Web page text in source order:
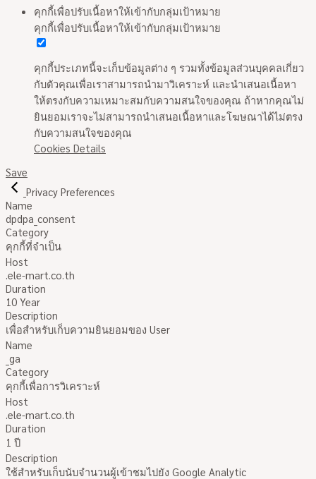
คุกกี้เพื่อปรับเนื้อหาให้เข้ากับกลุ่มเป้าหมาย
คุกกี้เพื่อปรับเนื้อหาให้เข้ากับกลุ่มเป้าหมาย
คุกกี้ประเภทนี้จะเก็บข้อมูลต่าง ๆ รวมทั้งข้อมูลส่วนบุคคลเกี่ยว
กับตัวคุณเพื่อเราสามารถนำมาวิเคราะห์ และนำเสนอเนื้อหา
ให้ตรงกับความเหมาะสมกับความสนใจของคุณ ถ้าหากคุณไม่
ยินยอมเราจะไม่สามารถนำเสนอเนื้อหาและโฆษณาได้ไม่ตรง
กับความสนใจของคุณ
Cookies Details
Save
Privacy Preferences
Name
dpdpa_consent
Category
คุกกี้ที่จำเป็น
Host
.ele-mart.co.th
Duration
10 Year
Description
เพื่อสำหรับเก็บความยินยอมของ User
Name
_ga
Category
คุกกี้เพื่อการวิเคราะห์
Host
.ele-mart.co.th
Duration
1 ปี
Description
ใช้สำหรับเก็บนับจำนวนผู้เข้าชมไปยัง Google Analytic